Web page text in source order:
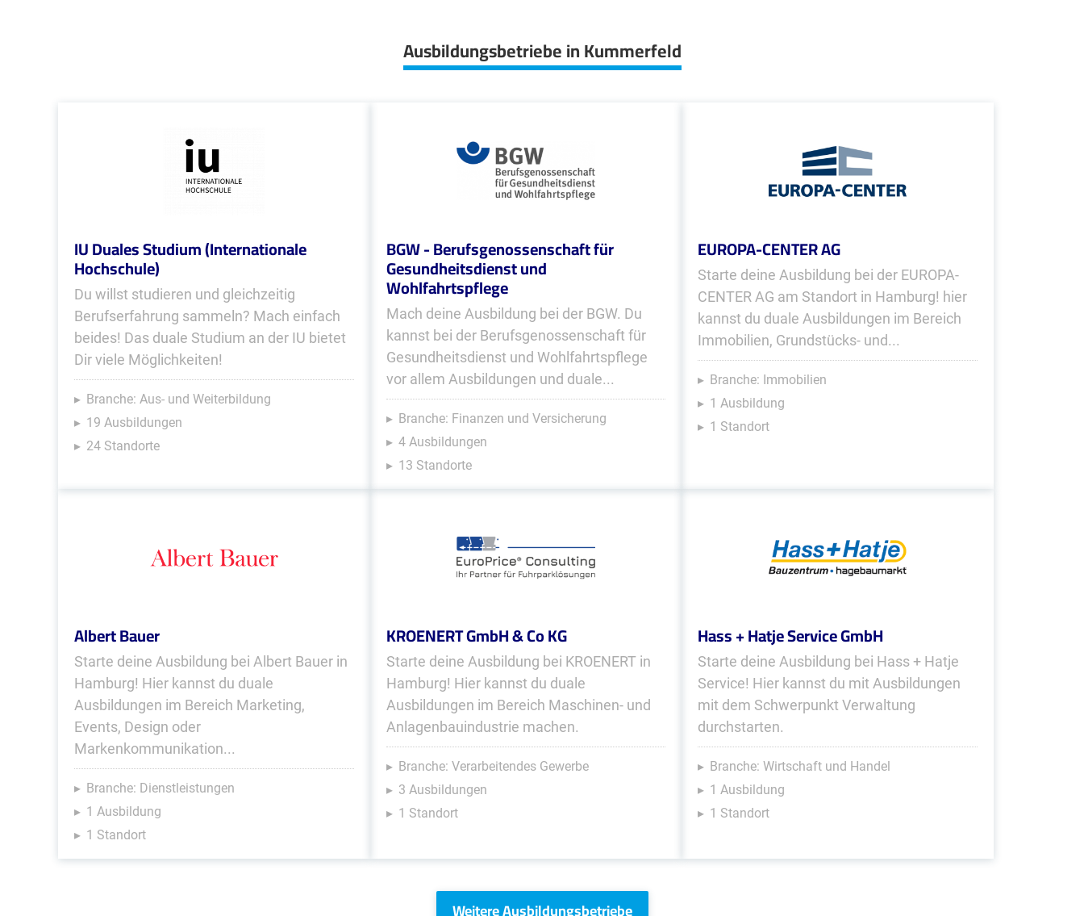
Ausbildungsbetriebe in Kummerfeld
IU Duales Studium (Internationale
Hochschule)
Du willst studieren und gleichzeitig
Berufserfahrung sammeln? Mach einfach
beides! Das duale Studium an der IU bietet
Dir viele Möglichkeiten!
Branche: Aus- und Weiterbildung
19 Ausbildungen
24 Standorte
BGW - Berufsgenossenschaft für
Gesundheitsdienst und
Wohlfahrtspflege
Mach deine Ausbildung bei der BGW. Du
kannst bei der Berufsgenossenschaft für
Gesundheitsdienst und Wohlfahrtspflege
vor allem Ausbildungen und duale...
Branche: Finanzen und Versicherung
4 Ausbildungen
13 Standorte
EUROPA-CENTER AG
Starte deine Ausbildung bei der EUROPA-
CENTER AG am Standort in Hamburg! hier
kannst du duale Ausbildungen im Bereich
Immobilien, Grundstücks- und...
Branche: Immobilien
1 Ausbildung
1 Standort
Albert Bauer
Starte deine Ausbildung bei Albert Bauer in
Hamburg! Hier kannst du duale
Ausbildungen im Bereich Marketing,
Events, Design oder
Markenkommunikation...
Branche: Dienstleistungen
1 Ausbildung
1 Standort
KROENERT GmbH & Co KG
Starte deine Ausbildung bei KROENERT in
Hamburg! Hier kannst du duale
Ausbildungen im Bereich Maschinen- und
Anlagenbauindustrie machen.
Branche: Verarbeitendes Gewerbe
3 Ausbildungen
1 Standort
Hass + Hatje Service GmbH
Starte deine Ausbildung bei Hass + Hatje
Service! Hier kannst du mit Ausbildungen
mit dem Schwerpunkt Verwaltung
durchstarten.
Branche: Wirtschaft und Handel
1 Ausbildung
1 Standort